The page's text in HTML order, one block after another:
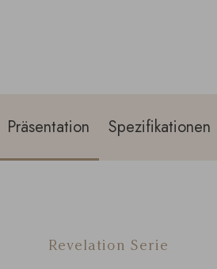
Präsentation Spezifikationen
Revelation Serie